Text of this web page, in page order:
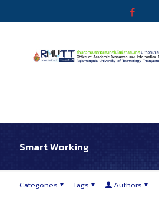
Smart Working
Categories Tags Authors